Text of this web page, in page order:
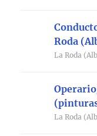
Roda
La Roda
La Roda